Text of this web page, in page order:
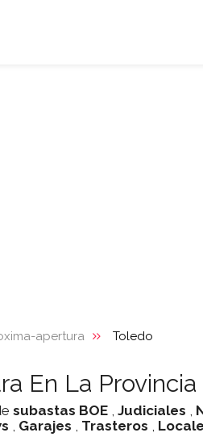
apertura Toledo
En La
subastas BOE , Judiciales ,
, Garajes , Trasteros ,